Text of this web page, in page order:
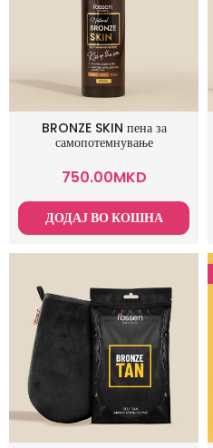
BRONZE SKIN пена за
самопотемнување
750.00MKD
ДОДАЈ ВО КОШНА